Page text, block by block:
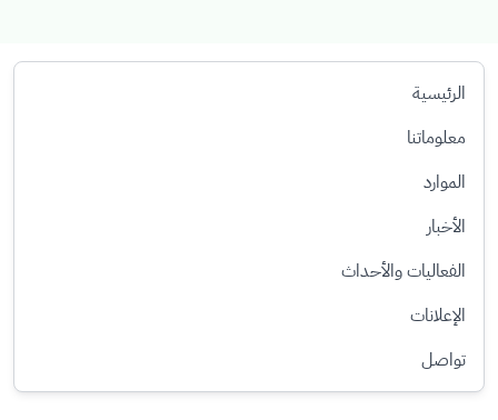
الرئيسية
معلوماتنا
الموارد
الأخبار
الفعاليات والأحداث
الإعلانات
تواصل